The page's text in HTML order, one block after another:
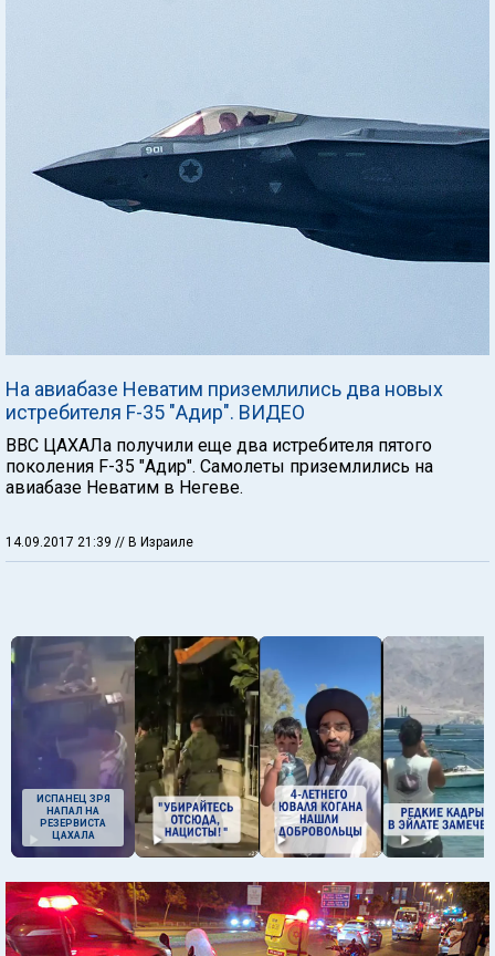
На авиабазе Неватим приземлились два новых
истребителя F-35 "Адир". ВИДЕО
ВВС ЦАХАЛа получили еще два истребителя пятого
поколения F-35 "Адир". Самолеты приземлились на
авиабазе Неватим в Негеве.
14.09.2017 21:39 // В Израиле
ИСПАНЕЦ ЗРЯ
НАПАЛ НА
РЕЗЕРВИСТА
ЦАХАЛА